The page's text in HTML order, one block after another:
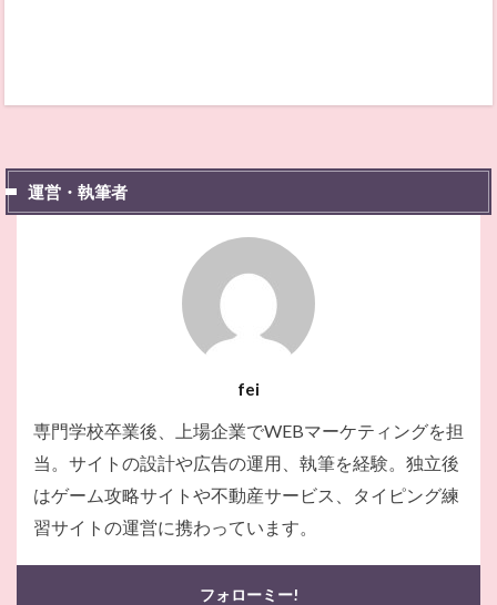
運営・執筆者
fei
専門学校卒業後、上場企業でWEBマーケティングを担
当。サイトの設計や広告の運用、執筆を経験。独立後
はゲーム攻略サイトや不動産サービス、タイピング練
習サイトの運営に携わっています。
フォローミー!